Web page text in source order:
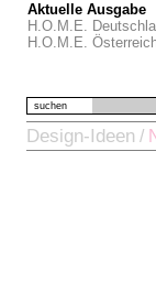
Aktuelle Ausgabe
H.O.M.E.
H.O.M.E.
suchen
Design-Ideen /